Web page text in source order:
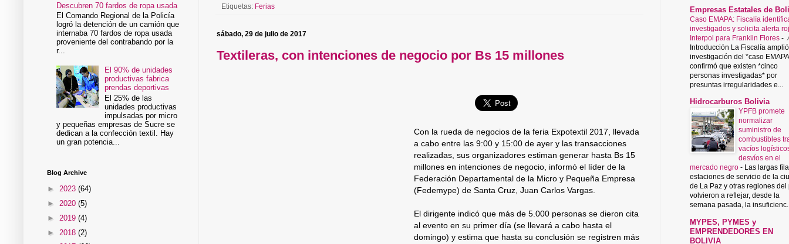
Etiquetas: Ferias
sábado, 29 de julio de 2017
Textileras, con intenciones de negocio por Bs 15 millones
Con la rueda de negocios de la feria Expotextil 2017, llevada
a cabo entre las 9:00 y 15:00 de ayer y las transacciones
realizadas, sus organizadores estiman generar hasta Bs 15
millones en intenciones de negocio, informó el líder de la
Federación Departamental de la Micro y Pequeña Empresa
(Fedemype) de Santa Cruz, Juan Carlos Vargas.
El dirigente indicó que más de 5.000 personas se dieron cita
al evento en su primer día (se llevará a cabo hasta el
domingo) y estima que hasta su conclusión se registren más
Descubren 70 fardos de ropa usada
El Comando Regional de la Policía
logró la detención de un camión que
internaba 70 fardos de ropa usada
proveniente del contrabando por la
r...
El 90% de unidades
productivas fabrica
prendas deportivas
El 25% de las
unidades productivas
impulsadas por micro
y pequeñas empresas de Sucre se
dedican a la confección textil. Hay
un gran potencia...
Blog Archive
► 2023 (64)
► 2020 (5)
► 2019 (4)
► 2018 (2)
Empresas Estatales de
Caso EMAPA: Fiscalía
investigados y solicita alerta
Interpol para Franklin Flores -
Introducción La Fiscalía
investigación del *caso
confirmó que existen *cinco
personas investigadas* por
presuntas irregularidades e...
Hidrocarburos Bolivia
YPFB promete
normalizar
suministro de
combustibles
vacíos
desvíos en el
mercado negro - Las largas
estaciones de servicio de la
de La Paz y otras regiones del
volvieron a reflejar, desde la
semana pasada, la
MYPES, PYMES y
EMPRENDEDORES EN
BOLIVIA